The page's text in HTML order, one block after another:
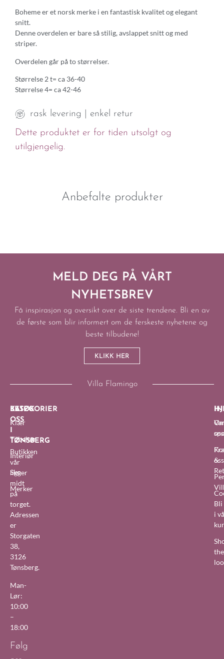
Boheme er et norsk merke i en fantastisk kvalitet og elegant
snitt.
Denne overdelen er bare så stilig, avslappet snitt og med
striper.
Overdelen går på to størrelser.
Størrelse 2 t= ca 36-40
Størrelse 4= ca 42-46
rask levering | enkel retur
Dette produktet er for tiden utsolgt og
utilgjengelig.
Anbefalte produkter
MELD DEG PÅ VÅRT
NYHETSBREV
Få inspirasjon og oversikt over de siste trendene. Bli en av
de første som blir informert om de ferskeste nyhetene og
beste tilbudene!
KLIKK HER
Villa Flamingo
BESØK
OSS
I
TØNSBERG
Butikken
vår
ligger
midt
på
torget.
Adressen
er
Storgaten
38,
3126
Tønsberg.
Man-
Lør:
10:00
–
18:00
Følg
KATEGORIER
Klær
Tilbehør
Interiør
Sko
Merker
oss
&
Bli
i
the
oss